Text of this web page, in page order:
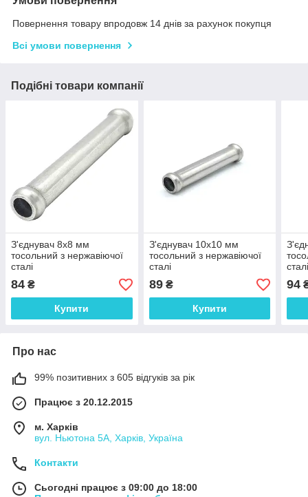
Повернення товару впродовж 14 днів за рахунок покупця
Всі умови повернення
Подібні товари компанії
З'єднувач 8x8 мм
тосольний з нержавіючої
сталі
84 ₴
Купити
З'єднувач 10x10 мм
тосольний з нержавіючої
сталі
89₴
Купити
94
Про нас
99% позитивних з 605 відгуків за рік
Працює з 20.12.2015
м. Харків
вул. Ньютона 5А, Харків, Україна
Контакти
Сьогодні працює з 09:00 до 18:00